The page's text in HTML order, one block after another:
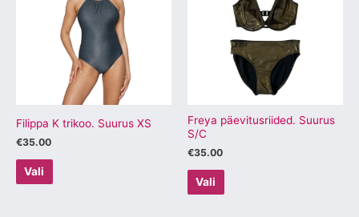
Filippa K trikoo. Suurus XS
€35.00
Vali
mitu
varianti.
Valikuid
saab
teha
tootelehel.
Freya päevitusriided. Suurus
S/C
€35.00
Vali
mitu
varianti.
Valikuid
saab
tootelehel.